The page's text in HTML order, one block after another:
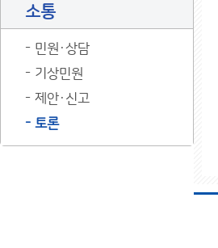
소통
민원·상담
기상민원
제안·신고
토론